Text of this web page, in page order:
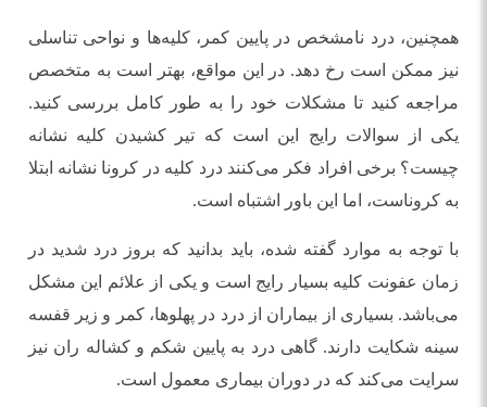
همچنین، درد نامشخص در پایین کمر، کلیه‌ها و نواحی تناسلی
نیز ممکن است رخ دهد. در این مواقع، بهتر است به متخصص
مراجعه کنید تا مشکلات خود را به طور کامل بررسی کنید.
یکی از سوالات رایج این است که تیر کشیدن کلیه نشانه
چیست؟ برخی افراد فکر می‌کنند درد کلیه در کرونا نشانه ابتلا
به کروناست، اما این باور اشتباه است.
با توجه به موارد گفته شده، باید بدانید که بروز درد شدید در
زمان عفونت کلیه بسیار رایج است و یکی از علائم این مشکل
می‌باشد. بسیاری از بیماران از درد در پهلوها، کمر و زیر قفسه
سینه شکایت دارند. گاهی درد به پایین شکم و کشاله ران نیز
سرایت می‌کند که در دوران بیماری معمول است.